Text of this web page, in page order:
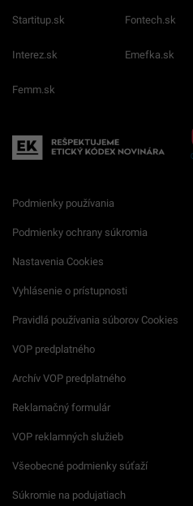
Startitup.sk Fontech.sk
Interez.sk Emefka.sk
Femm.sk
Podmienky používania
Podmienky ochrany súkromia
Nastavenia Cookies
Vyhlásenie o prístupnosti
Pravidlá používania súborov Cookies
VOP predplatného
Archív VOP predplatného
Reklamačný formulár
VOP reklamných služieb
Všeobecné podmienky súťaží
Súkromie na podujatiach